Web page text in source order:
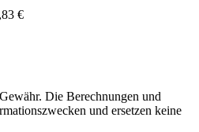
€
Die Berechnungen und
und ersetzen keine